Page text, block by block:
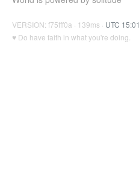
VERSION: f75fff0a · 139ms · UTC 15:01
♥ Do have faith in what you're doing.